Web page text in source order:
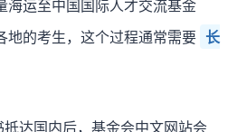
海运至中国国际人才交流基金
地的考生，这个过程通常需要 长
抵达国内后，基金会中文网站会